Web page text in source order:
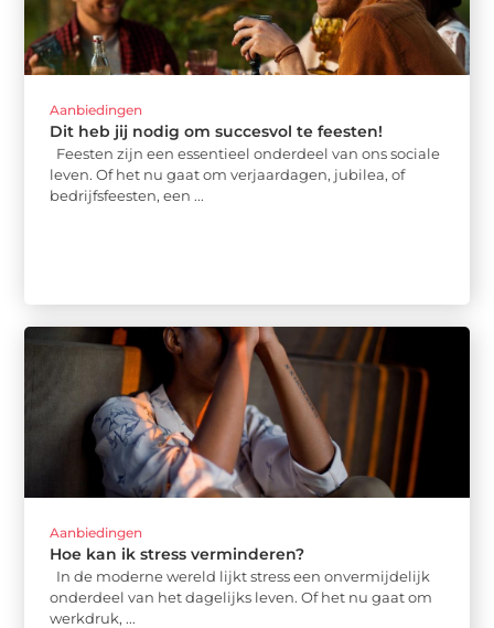
Aanbiedingen
Dit heb jij nodig om succesvol te feesten!
Feesten zijn een essentieel onderdeel van ons sociale
leven. Of het nu gaat om verjaardagen, jubilea, of
bedrijfsfeesten, een ...
Aanbiedingen
Hoe kan ik stress verminderen?
In de moderne wereld lijkt stress een onvermijdelijk
onderdeel van het dagelijks leven. Of het nu gaat om
werkdruk, ...